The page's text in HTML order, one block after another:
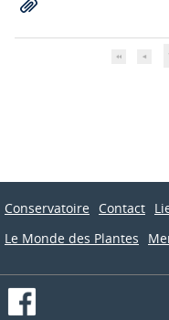
Conservatoire Contact
Le Monde des Plantes